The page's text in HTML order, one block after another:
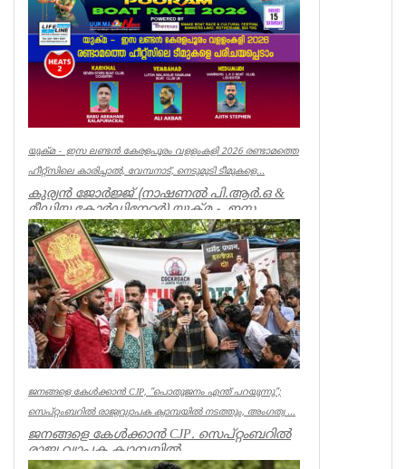
Kerala
യുക്മ - ഇസ ലണ്ടൻ കേരളപൂരം വളളംകളി 2026 രണ്ടാമത്തെ
ഹീറ്റ്സിലെ കാരിച്ചാൽ, വേമ്പനാട്, നെടുമുടി ടീമുകളെ...
കുര്യൻ ജോർജ്ജ് (നാഷണൽ പി.ആർ.ഒ &
മീഡിയ കോർഡിനേറ്റർ) യുക്മ - ഇസ
ലണ്ടൻ കേരളപൂരം വ...
Associations
ജനങ്ങളെ കേൾക്കാൻ CJP, ”പൊതുജനം എന്ത് പറയുന്നു”;
സെപ്റ്റംബറിൽ രാജ്യവ്യാപക ക്യാമ്പയിൽ നടത്തും, അംഗത്വ ...
ജനങ്ങളെ കേൾക്കാൻ CJP. സെപ്റ്റംബറിൽ
രാജ്യ വ്യാപക ക്യാമ്പയിൽ